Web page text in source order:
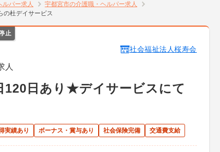
ルパー求人
宇都宮市の介護職・ヘルパー求人
の杜デイサービス
止
社会福祉法人桜寿会
人
120日あり★デイサービスにて
実績あり ボーナス・賞与あり 社会保険完備 交通費支給